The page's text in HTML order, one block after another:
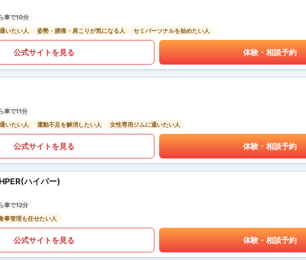
車で10分
いたい人
姿勢・腰痛・肩こりが気になる人 セミパーソナルを始めたい人
公式サイトを見る 体験・相談予約
車で11分
いたい人
運動不足を解消したい人 女性専用ジムに通いたい人
公式サイトを見る 体験・相談予約
ハイパー)
車で12分
事管理も任せたい人
公式サイトを見る 体験・相談予約